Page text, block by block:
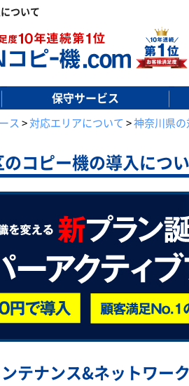
ついて
保守サービス
ス >対応エリアについて>神奈川県
コピー機の導入につ
テナンス&ネットワー